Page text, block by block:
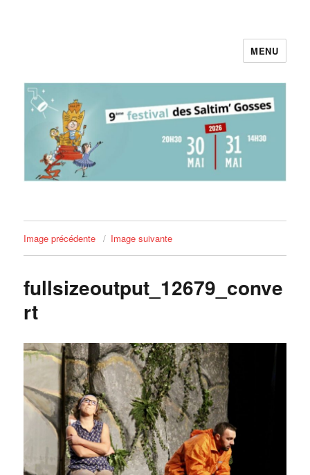
MENU
Image précédente Image suivante
fullsizeoutput_12679_conve
rt